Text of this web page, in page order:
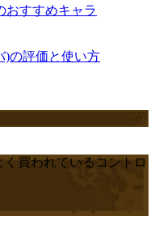
おすすめキャラ
)の評価と使い方
く買われているコントロ